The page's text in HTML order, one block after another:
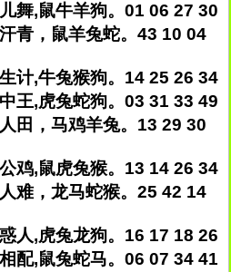
舞,鼠牛羊狗。01 06 27 30
青，鼠羊兔蛇。43 10 04
计,牛兔猴狗。14 25 26 34
王,虎兔蛇狗。03 31 33 49
田，马鸡羊兔。13 29 30
鸡,鼠虎兔猴。13 14 26 34
难，龙马蛇猴。25 42 14
人,虎兔龙狗。16 17 18 26
配,鼠兔蛇马。06 07 34 41